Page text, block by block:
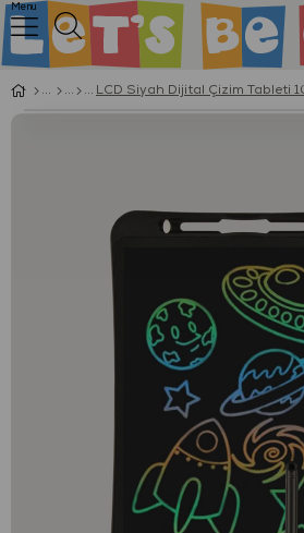
Menu
LCD Siyah Dijital Çizim Tableti